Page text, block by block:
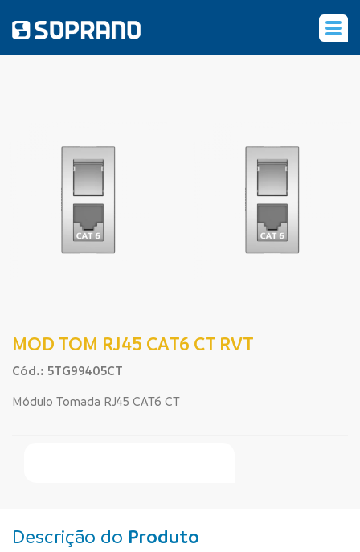
MOD TOM RJ45 CAT6 CT RVT
Cód.: 5TG99405CT
Módulo Tomada RJ45 CAT6 CT
Descrição do Produto